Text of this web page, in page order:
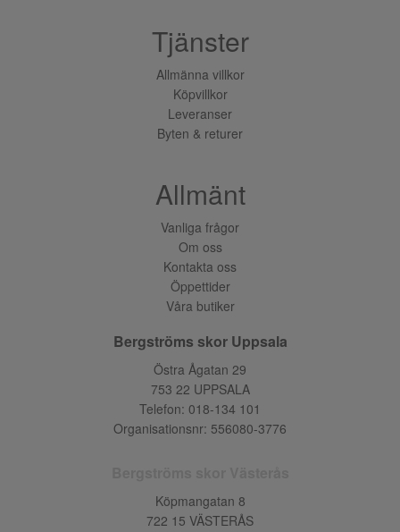
Tjänster
Allmänna villkor
Köpvillkor
Leveranser
Byten & returer
Allmänt
Vanliga frågor
Om oss
Kontakta oss
Öppettider
Våra butiker
Bergströms skor Uppsala
Östra Ågatan 29
753 22 UPPSALA
Telefon: 018-134 101
Organisationsnr: 556080-3776
Köpmangatan 8
722 15 VÄSTERÅS